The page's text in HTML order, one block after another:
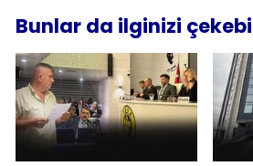
Bunlar da ilginizi